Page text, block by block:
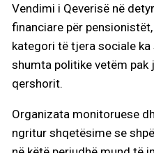
Vendimi i Qeverisë në
financiare për
kategori të tjera sociale
shumta politike vetëm pak
qershorit.
Organizata monitoruese
ngritur shqetësime se